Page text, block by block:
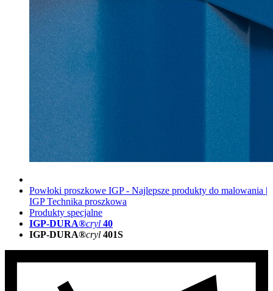
Powłoki proszkowe IGP - Najlepsze produkty do malowania |
IGP Technika proszkowa
Produkty specjalne
IGP-DURA®cryl 40
IGP-DURA®cryl 401S